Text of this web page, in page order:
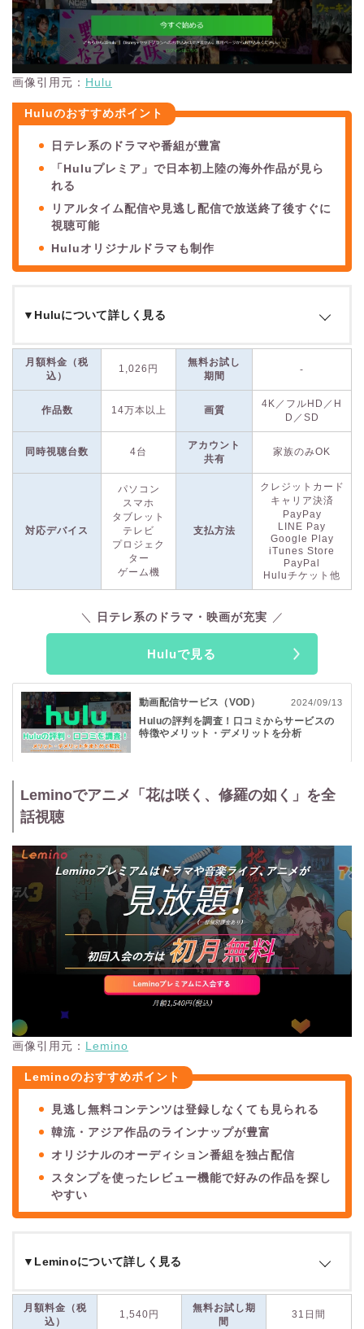
画像引用元： Hulu
Huluのおすすめポイント
日テレ系のドラマや番組が豊富
「Huluプレミア」で日本初上陸の海外作品が見ら
れる
リアルタイム配信や見逃し配信で放送終了後すぐに
視聴可能
Huluオリジナルドラマも制作
▼Huluについて詳しく見る
Huluは、日本テレビグループが運営する動画配信サービス
す。他配信サービスにはない
日テレ系番組のラインナップが充
実しているのが特徴です。ドラマをはじめ、バラエティ番組や
音楽番組など、テレビ放送されている番組をまとめて見られる
作品数は14万本以上！テレビ番組以外にも、人気の海外映画
やドラマを数多く取り揃えています。追加料金なしで視聴でき
」には、日本初上陸の海外作品をピックア
ップしています。日本ではまだ知られていない海外作品をいち
早く視聴できます。
また、ライブTVカテゴリでは、海外のスポーツやニュースを
スポーツ中継や、海外の最新ニュースを同時翻訳で聞けるな
ど、Huluならではのコンテンツが多数あります。
Huluでは地上波で見逃していた番組や、Huluオリジナルドラ
マも見放題です。独占配信の作品が多いので、他の配信サービ
スと併用しても無駄になりません
。ぜひこの機会にHuluを利用
してみてください。
月額料金（税
込）
1,026円
無料お試し
期間
-
作品数 14万本以上 画質
4K／フルHD／H
D／SD
同時視聴台数 4台
アカウント
共有
家族のみOK
対応デバイス
パソコン
スマホ
タブレット
テレビ
プロジェク
ター
ゲーム機
支払方法
クレジットカード
キャリア決済
PayPay
LINE Pay
Google Play
iTunes Store
PayPal
Huluチケット他
日テレ系のドラマ・映画が充実
Huluで見る
動画配信サービス（VOD） 2024/09/13
Huluの評判を調査！口コミからサービスの
特徴やメリット・デメリットを分析
Leminoでアニメ「花は咲く、修羅の如く」を全
話視聴
画像引用元： Lemino
Leminoのおすすめポイント
見逃し無料コンテンツは登録しなくても見られる
韓流・アジア作品のラインナップが豊富
オリジナルのオーディション番組を独占配信
スタンプを使ったレビュー機能で好みの作品を探し
やすい
▼Leminoについて詳しく見る
Leminoは、NTTドコモが提供する映像配信サービス
2023年4月12日に「
dTV
」から大幅リニューアルされた新サー
月額料金（税
込）
1,540円
無料お試し期
間
31日間